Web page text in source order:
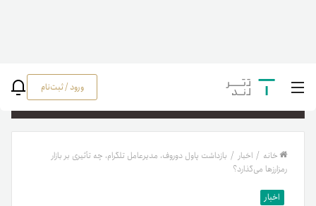
ورود / ثبت‌نام
خانه / اخبار / بازداشت پاول دوروف، مدیرعامل تلگرام، چه تأثیری بر بازار
رمزارزها می‌گذارد؟
اخبار